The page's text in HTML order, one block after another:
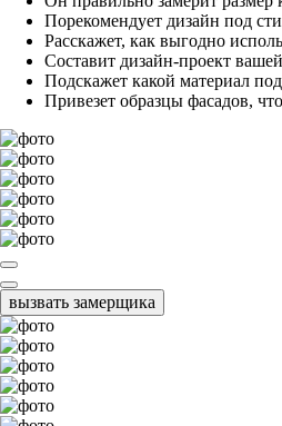
Порекомендует дизайн под
Расскажет, как выгодно
Составит дизайн-проект
Подскажет какой материал
Привезет образцы фасадов,
вызвать замерщика